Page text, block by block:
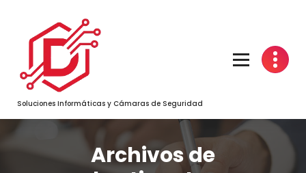
contenido
Soluciones Informáticas y Cámaras de Seguridad
Archivos de